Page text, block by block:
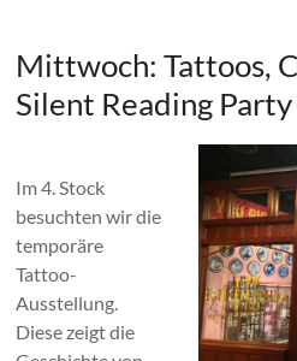
Mittwoch: Tattoos,
Silent Reading Party
Im 4. Stock
besuchten wir die
temporäre
Tattoo-
Ausstellung.
Diese zeigt die